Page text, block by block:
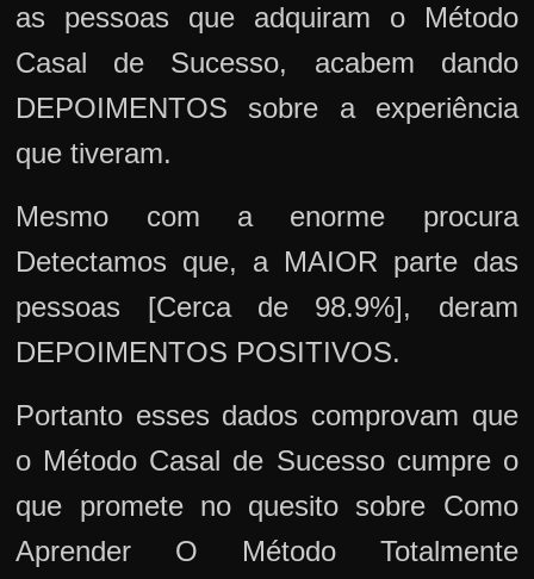
as pessoas que adquiram o Método
Casal de Sucesso, acabem dando
DEPOIMENTOS sobre a experiência
que tiveram.
Mesmo com a enorme procura
Detectamos que, a MAIOR parte das
pessoas [Cerca de 98.9%], deram
DEPOIMENTOS POSITIVOS.
Portanto esses dados comprovam que
o Método Casal de Sucesso cumpre o
que promete no quesito sobre Como
Aprender O Método Totalmente